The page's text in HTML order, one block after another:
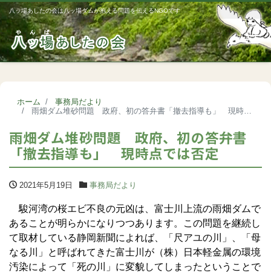
八ッ場あしたの会は八ッ場ダムが抱える問題を伝えるNGOです
ホーム
事務局だより
雨畑ダム堆砂問題 政府、初の答弁書「撤去指導も」 現時点では否定
雨畑ダム堆砂問題 政府、初の答弁書
「撤去指導も」 現時点では否定
2021年5月19日 事務局だより
駿河湾の桜エビ不良の元凶は、富士川上流の雨畑ダムで
あることが明らかになりつつあります。この問題を継続し
て取材している静岡新聞によれば、「尺アユの川」、「母
なる川」と呼ばれてきた富士川が（株）日本軽金属の環境
汚染によって「死の川」に変貌してしまったということで